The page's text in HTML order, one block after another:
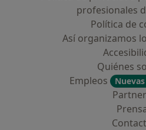
profesionales
Política de
Así organizamos
Quiénes
Empleos